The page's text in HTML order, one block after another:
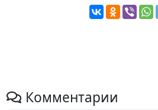
Комментарии